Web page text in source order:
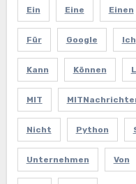
Ein Eine Einen
Für Google Ich
Kann Können
MIT
Nicht Python
Unternehmen Von